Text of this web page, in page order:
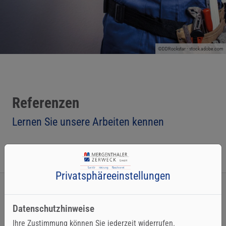
©DDRockstar - stock.adobe.com
Referenzen
Lernen Sie unsere Arbeiten kennen
Privatsphäre­einstellungen
Datenschutzhinweise
Ihre Zustimmung können Sie jederzeit widerrufen.